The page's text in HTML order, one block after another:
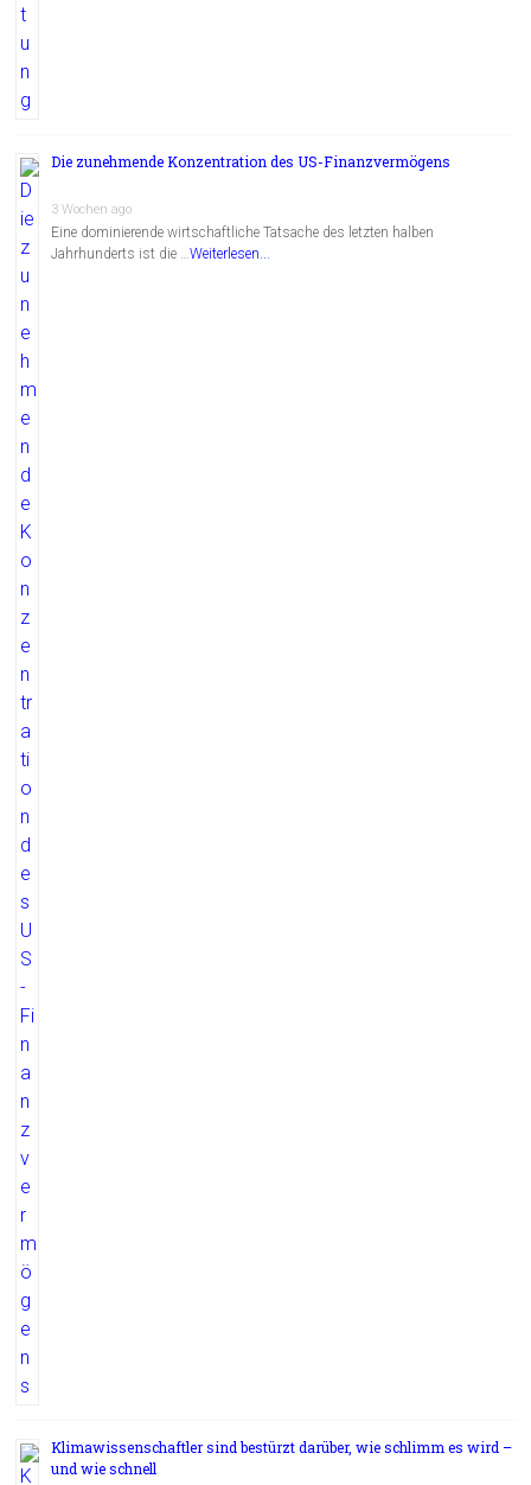
Die zunehmende Konzentration des US-Finanzvermögens
3 Wochen ago
Eine dominierende wirtschaftliche Tatsache des letzten halben
Jahrhunderts ist die …Weiterlesen...
Klimawissenschaftler sind bestürzt darüber, wie schlimm es wird –
und wie schnell